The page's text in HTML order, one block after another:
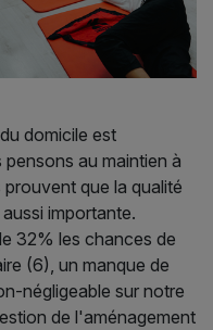
domicile est
au maintien à
que la qualité
importante.
32% les chances de
(6), un manque de
négligeable sur notre
de l'aménagement